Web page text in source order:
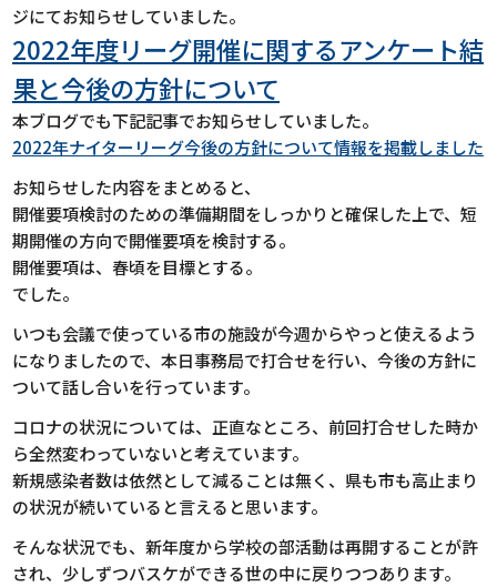
ジにてお知らせしていました。
2022年度リーグ開催に関するアンケート結
果と今後の方針について
本ブログでも下記記事でお知らせしていました。
2022年ナイターリーグ今後の方針について情報を掲載しました
お知らせした内容をまとめると、
開催要項検討のための準備期間をしっかりと確保した上で、短
期開催の方向で開催要項を検討する。
開催要項は、春頃を目標とする。
でした。
いつも会議で使っている市の施設が今週からやっと使えるよう
になりましたので、本日事務局で打合せを行い、今後の方針に
ついて話し合いを行っています。
コロナの状況については、正直なところ、前回打合せした時か
ら全然変わっていないと考えています。
新規感染者数は依然として減ることは無く、県も市も高止まり
の状況が続いていると言えると思います。
そんな状況でも、新年度から学校の部活動は再開することが許
され、少しずつバスケができる世の中に戻りつつあります。